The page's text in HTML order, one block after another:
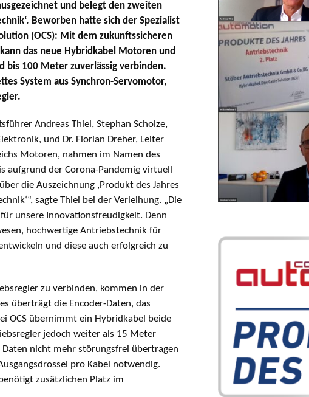
und belegt den zweiten
Beworben hatte sich der Spezialist
(OCS): Mit dem zukunftssicheren
das neue Hybridkabel Motoren und
bis 100 Meter zuverlässig verbinden.
System aus Synchron-Servomotor,
Andreas Thiel, Stephan Scholze,
und Dr. Florian Dreher, Leiter
Motoren, nahmen im Namen des
aufgrund der Corona-Pandemie virtuell
die Auszeichnung ‚Produkt des Jahres
sagte Thiel bei der Verleihung. „Die
unsere Innovationsfreudigkeit. Denn
hochwertige Antriebstechnik für
und diese auch erfolgreich zu
zu verbinden, kommen in der
überträgt die Encoder-Daten, das
OCS übernimmt ein Hybridkabel beide
jedoch weiter als 15 Meter
nicht mehr störungsfrei übertragen
pro Kabel notwendig.
zusätzlichen Platz im